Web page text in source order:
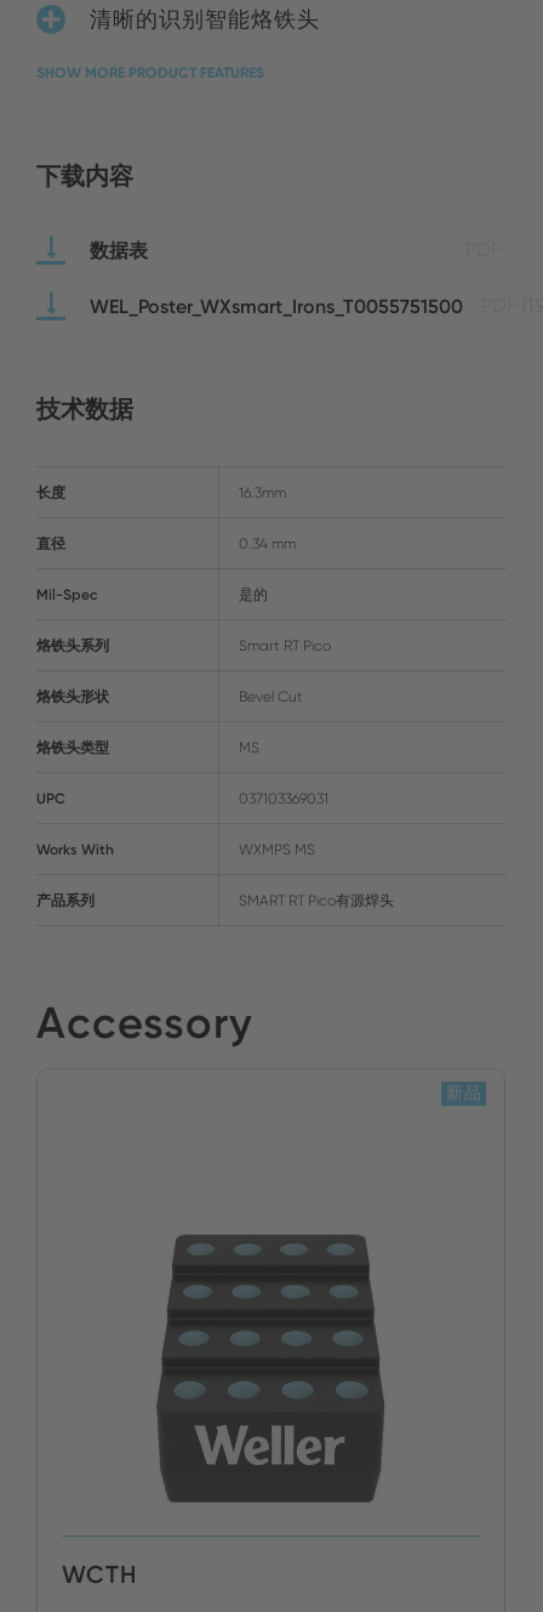
清晰的识别智能烙铁头
SHOW MORE PRODUCT FEATURES
下载内容
数据表
WEL_Poster_WXsmart_Irons_T0055751500
技术数据
长度 16.3mm
直径 0.34 mm
Mil-Spec 是的
烙铁头系列 Smart RT Pico
烙铁头形状 Bevel Cut
烙铁头类型 MS
UPC 037103369031
Works With WXMPS MS
产品系列 SMART RT Pico有源焊头
Accessory
WCTH
新品